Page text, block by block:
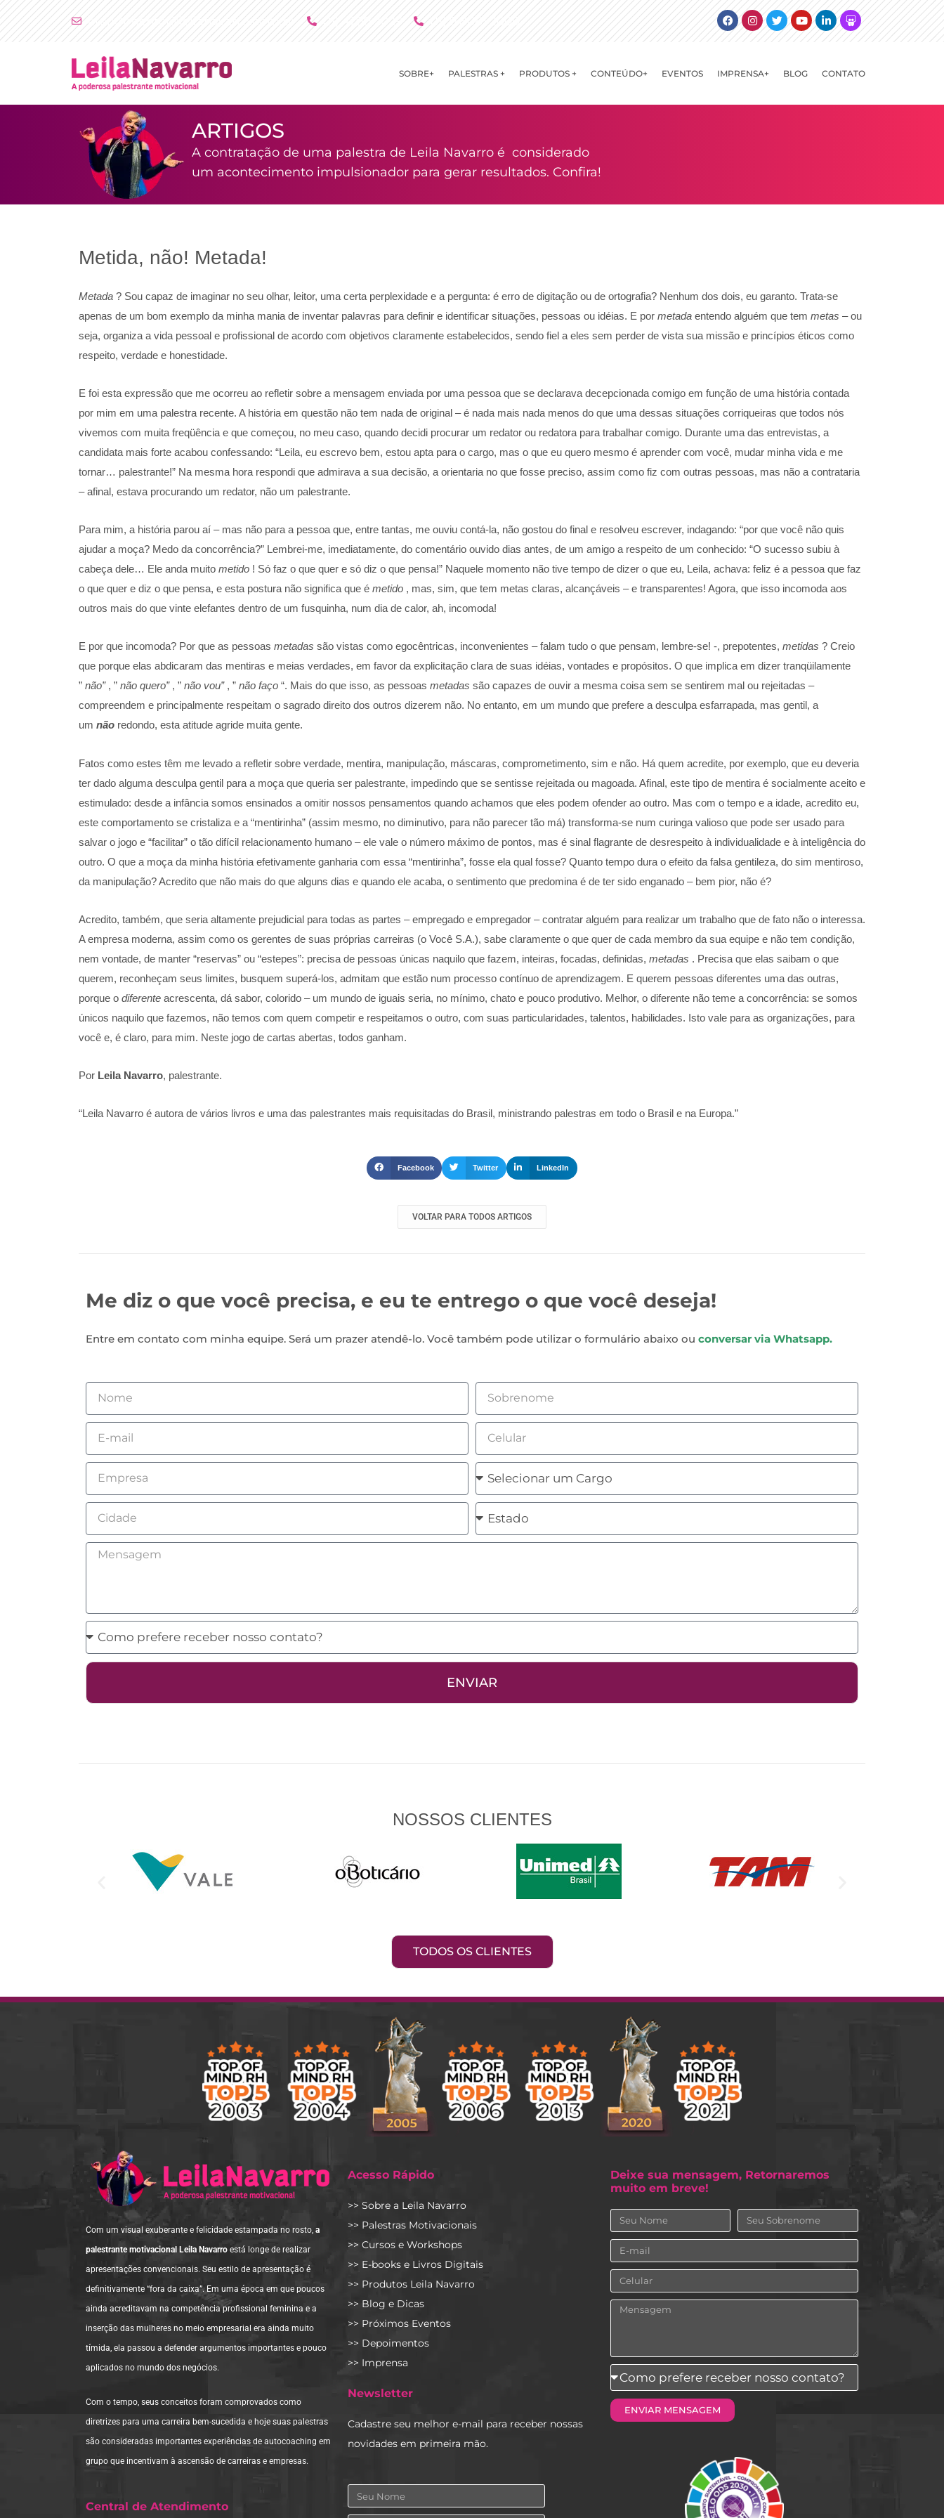
FacebookInstagram
TwitterYoutubeLinkedinSlideshare
SOBRE+ PALESTRAS + PRODUTOS + CONTEÚDO+ EVENTOS IMPRENSA+ BLOG CONTATO
ARTIGOS
A contratação de uma palestra de Leila Navarro é considerado
um acontecimento impulsionador para gerar resultados. Confira!
Metida, não! Metada!
Metada ? Sou capaz de imaginar no seu olhar, leitor, uma certa perplexidade e a pergunta: é erro de digitação ou de ortografia? Nenhum dos dois, eu garanto. Trata-se
apenas de um bom exemplo da minha mania de inventar palavras para definir e identificar situações, pessoas ou idéias. E por metada entendo alguém que tem metas – ou
seja, organiza a vida pessoal e profissional de acordo com objetivos claramente estabelecidos, sendo fiel a eles sem perder de vista sua missão e princípios éticos como
respeito, verdade e honestidade.
E foi esta expressão que me ocorreu ao refletir sobre a mensagem enviada por uma pessoa que se declarava decepcionada comigo em função de uma história contada
por mim em uma palestra recente. A história em questão não tem nada de original – é nada mais nada menos do que uma dessas situações corriqueiras que todos nós
vivemos com muita freqüência e que começou, no meu caso, quando decidi procurar um redator ou redatora para trabalhar comigo. Durante uma das entrevistas, a
candidata mais forte acabou confessando: “Leila, eu escrevo bem, estou apta para o cargo, mas o que eu quero mesmo é aprender com você, mudar minha vida e me
tornar… palestrante!” Na mesma hora respondi que admirava a sua decisão, a orientaria no que fosse preciso, assim como fiz com outras pessoas, mas não a contrataria
– afinal, estava procurando um redator, não um palestrante.
Para mim, a história parou aí – mas não para a pessoa que, entre tantas, me ouviu contá-la, não gostou do final e resolveu escrever, indagando: “por que você não quis
ajudar a moça? Medo da concorrência?” Lembrei-me, imediatamente, do comentário ouvido dias antes, de um amigo a respeito de um conhecido: “O sucesso subiu à
cabeça dele… Ele anda muito metido ! Só faz o que quer e só diz o que pensa!” Naquele momento não tive tempo de dizer o que eu, Leila, achava: feliz é a pessoa que faz
o que quer e diz o que pensa, e esta postura não significa que é metido , mas, sim, que tem metas claras, alcançáveis – e transparentes! Agora, que isso incomoda aos
outros mais do que vinte elefantes dentro de um fusquinha, num dia de calor, ah, incomoda!
E por que incomoda? Por que as pessoas metadas são vistas como egocêntricas, inconvenientes – falam tudo o que pensam, lembre-se! -, prepotentes, metidas ? Creio
que porque elas abdicaram das mentiras e meias verdades, em favor da explicitação clara de suas idéias, vontades e propósitos. O que implica em dizer tranqüilamente
” não” , ” não quero” , ” não vou” , ” não faço “. Mais do que isso, as pessoas metadas são capazes de ouvir a mesma coisa sem se sentirem mal ou rejeitadas –
compreendem e principalmente respeitam o sagrado direito dos outros dizerem não. No entanto, em um mundo que prefere a desculpa esfarrapada, mas gentil, a
um não redondo, esta atitude agride muita gente.
Fatos como estes têm me levado a refletir sobre verdade, mentira, manipulação, máscaras, comprometimento, sim e não. Há quem acredite, por exemplo, que eu deveria
ter dado alguma desculpa gentil para a moça que queria ser palestrante, impedindo que se sentisse rejeitada ou magoada. Afinal, este tipo de mentira é socialmente aceito e
estimulado: desde a infância somos ensinados a omitir nossos pensamentos quando achamos que eles podem ofender ao outro. Mas com o tempo e a idade, acredito eu,
este comportamento se cristaliza e a “mentirinha” (assim mesmo, no diminutivo, para não parecer tão má) transforma-se num curinga valioso que pode ser usado para
salvar o jogo e “facilitar” o tão difícil relacionamento humano – ele vale o número máximo de pontos, mas é sinal flagrante de desrespeito à individualidade e à inteligência do
outro. O que a moça da minha história efetivamente ganharia com essa “mentirinha”, fosse ela qual fosse? Quanto tempo dura o efeito da falsa gentileza, do sim mentiroso,
da manipulação? Acredito que não mais do que alguns dias e quando ele acaba, o sentimento que predomina é de ter sido enganado – bem pior, não é?
Acredito, também, que seria altamente prejudicial para todas as partes – empregado e empregador – contratar alguém para realizar um trabalho que de fato não o interessa.
A empresa moderna, assim como os gerentes de suas próprias carreiras (o Você S.A.), sabe claramente o que quer de cada membro da sua equipe e não tem condição,
nem vontade, de manter “reservas” ou “estepes”: precisa de pessoas únicas naquilo que fazem, inteiras, focadas, definidas, metadas . Precisa que elas saibam o que
querem, reconheçam seus limites, busquem superá-los, admitam que estão num processo contínuo de aprendizagem. E querem pessoas diferentes uma das outras,
porque o diferente acrescenta, dá sabor, colorido – um mundo de iguais seria, no mínimo, chato e pouco produtivo. Melhor, o diferente não teme a concorrência: se somos
únicos naquilo que fazemos, não temos com quem competir e respeitamos o outro, com suas particularidades, talentos, habilidades. Isto vale para as organizações, para
você e, é claro, para mim. Neste jogo de cartas abertas, todos ganham.
Por Leila Navarro, palestrante.
“Leila Navarro é autora de vários livros e uma das palestrantes mais requisitadas do Brasil, ministrando palestras em todo o Brasil e na Europa.”
Facebook Twitter LinkedIn
VOLTAR PARA TODOS ARTIGOS
Me diz o que você precisa, e eu te entrego o que você deseja!
Entre em contato com minha equipe. Será um prazer atendê-lo. Você também pode utilizar o formulário abaixo ou conversar via Whatsapp.
Nome Sobrenome
Email Celular
Empresa Cargo
Cidade Estado
Mensagem
Como
prefere
receber
contato?
ENVIAR
NOSSOS CLIENTES
TODOS OS CLIENTES
Com um visual exuberante e felicidade estampada no rosto, a
palestrante motivacional Leila Navarro está longe de realizar
apresentações convencionais. Seu estilo de apresentação é
definitivamente “fora da caixa”. Em uma época em que poucos
ainda acreditavam na competência profissional feminina e a
inserção das mulheres no meio empresarial era ainda muito
tímida, ela passou a defender argumentos importantes e pouco
aplicados no mundo dos negócios.
Com o tempo, seus conceitos foram comprovados como
diretrizes para uma carreira bem-sucedida e hoje suas palestras
são consideradas importantes experiências de autocoaching em
grupo que incentivam à ascensão de carreiras e empresas.
Central de Atendimento
Acesso Rápido
>> Sobre a Leila Navarro
>> Palestras Motivacionais
>> Cursos e Workshops
>> E-books e Livros Digitais
>> Produtos Leila Navarro
>> Blog e Dicas
>> Próximos Eventos
>> Depoimentos
>> Imprensa
Newsletter
Cadastre seu melhor e-mail para receber nossas
novidades em primeira mão.
Nome
Deixe sua mensagem, Retornaremos
muito em breve!
Nome Sobrenome
Email
Celular
Mensagem
Como
prefere
receber
ENVIAR MENSAGEM